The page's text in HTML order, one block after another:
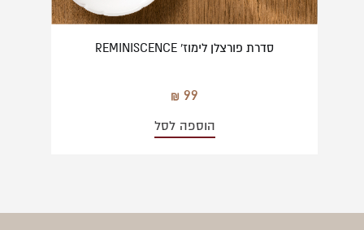
סדרת פורצלן לימוז' REMINISCENCE
99
הוספה לסל